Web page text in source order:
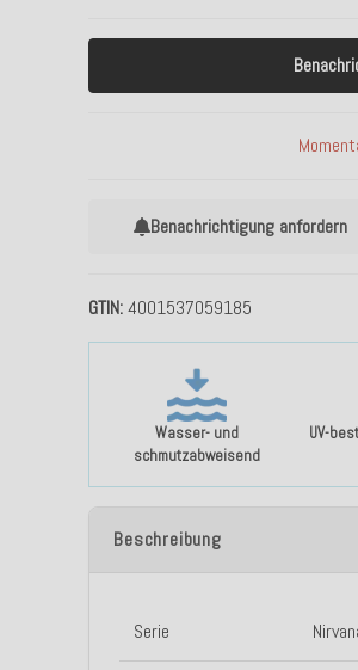
Wasser- und
schmutzabweisend
UV-
GTIN 4001537059185
Benachrichtigung anfordern
Beschreibung
Serie